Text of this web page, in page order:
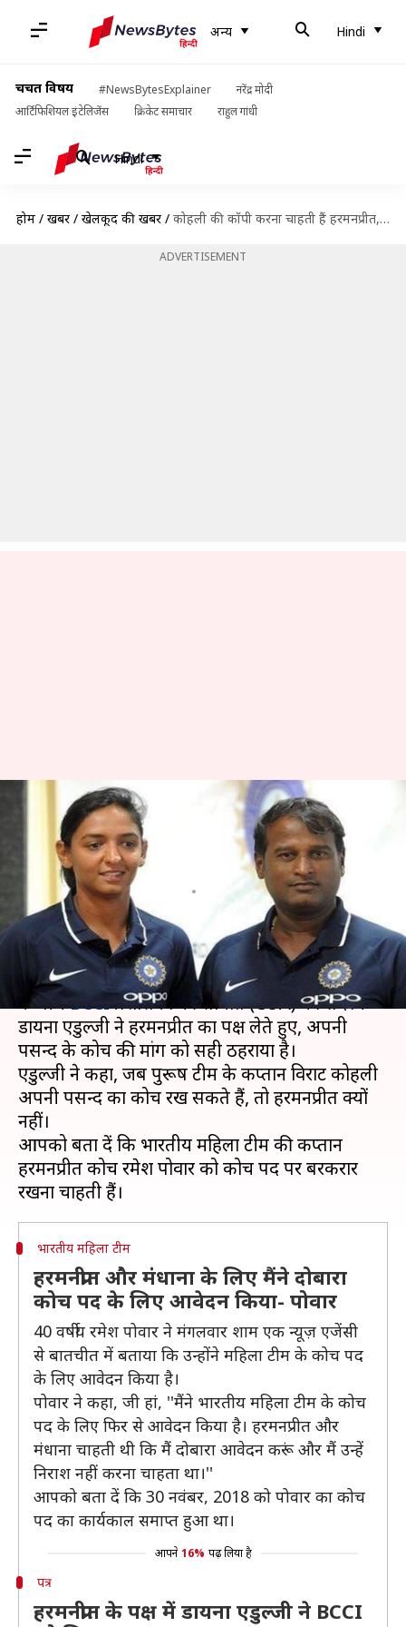
अन्य Hindi
चर्चित विषय #NewsBytesExplainer
नरेंद्र मोदी
आर्टिफिशियल इंटेलिजेंस
क्रिकेट समाचार राहुल गांधी
Hindi
होम / खबरें / खेलकूद की खबरें / कोहली की कॉपी करना चाहती हैं हरमनप्रीत, एडुलजी ने कहा इसमें कुछ गलत नहीं
ADVERTISEMENT
कोहली की कॉपी करना चाहती हैं
हरमनप्रीत, एडुलजी ने कहा इसमें कुछ
गलत नहीं
मोहम्मद वाहिद Dec 12, 2018 12:20 pm
क्या है खबर?
भारतीय महिला क्रिकेट टीम में कोच को लेकर बढ़ते विवाद
के बीचBCCIप्रशासकों की समिति (COA) की सदस्य
डायना एडुल्जी ने हरमनप्रीत का पक्ष लेते हुए, अपनी
पसन्द के कोच की मांग को सही ठहराया है।
एडुल्जी ने कहा, जब पुरूष टीम के कप्तान विराट कोहली
अपनी पसन्द का कोच रख सकते हैं, तो हरमनप्रीत क्यों
नहीं।
आपको बता दें कि भारतीय महिला टीम की कप्तान
हरमनप्रीत कोच रमेश पोवार को कोच पद पर बरकरार
भारतीय महिला टीम
हरमनप्रीत और मंधाना के लिए मैंने दोबारा
कोच पद के लिए आवेदन किया- पोवार
40 वर्षीय रमेश पोवार ने मंगलवार शाम एक न्यूज़ एजेंसी
से बातचीत में बताया कि उन्होंने महिला टीम के कोच पद
के लिए आवेदन किया है।
पोवार ने कहा, जी हां, ''मैंने भारतीय महिला टीम के कोच
पद के लिए फिर से आवेदन किया है। हरमनप्रीत और
मंधाना चाहती थी कि मैं दोबारा आवेदन करूं और मैं उन्हें
निराश नहीं करना चाहता था।''
आपको बता दें कि 30 नवंबर, 2018 को पोवार का कोच
पद का कार्यकाल समाप्त हुआ था।
आपने 16% पढ़ लिया है
पत्र
हरमनप्रीत के पक्ष में डायना एडुल्जी ने BCCI